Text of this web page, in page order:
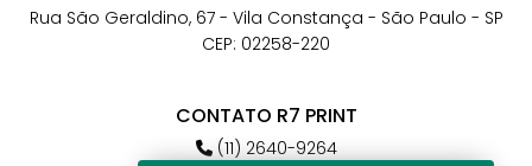
Rua São Geraldino, 67 - Vila Constança - São Paulo - SP
CEP: 02258-220
CONTATO R7 PRINT
(11) 2640-9264